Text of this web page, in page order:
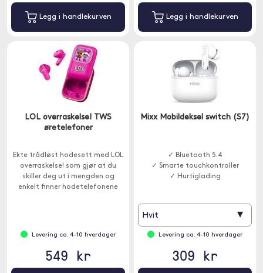
Legg i handlekurven Legg i handlekurven
LOL overraskelse! TWS
øretelefoner
Ekte trådløst hodesett med LOL
overraskelse! som gjør at du
skiller deg ut i mengden og
enkelt finner hodetelefonene
Levering ca. 4-10 hverdager
549 kr
Mixx Mobildeksel switch (S7)
✓ Bluetooth 5.4
✓ Smarte touchkontroller
✓ Hurtiglading
Hvit ▾
Levering ca. 4-10 hverdager
309 kr